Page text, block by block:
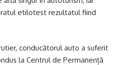
etilotest rezultatul fiind
conducătorul auto a suferit
la Centrul de Permanență